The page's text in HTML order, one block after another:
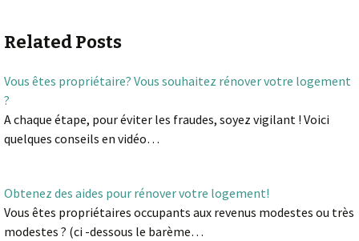
Related Posts
Vous êtes propriétaire? Vous souhaitez rénover votre logement
?
A chaque étape, pour éviter les fraudes, soyez vigilant ! Voici
quelques conseils en vidéo…
Obtenez des aides pour rénover votre logement!
Vous êtes propriétaires occupants aux revenus modestes ou très
modestes ? (ci -dessous le barème…